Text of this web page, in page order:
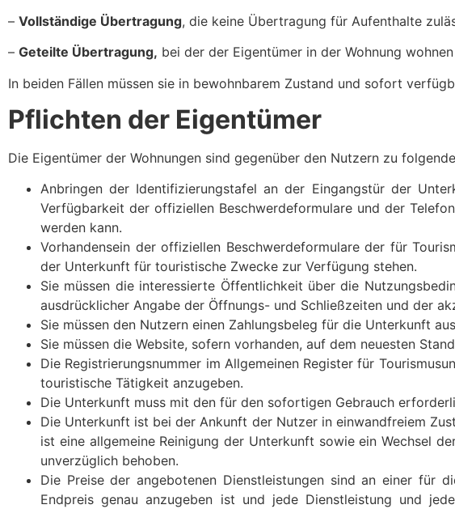
– Vollständige Übertragung, die keine Übertragung für Aufenthalte
– Geteilte Übertragung, bei der der Eigentümer in der Wohnung wohnen
In beiden Fällen müssen sie in bewohnbarem Zustand und sofort
Pflichten der Eigentümer
Die Eigentümer der Wohnungen sind gegenüber den Nutzern zu
Anbringen der Identifizierungstafel an der Eingangstür der
Verfügbarkeit der offiziellen Beschwerdeformulare und der
werden kann.
Vorhandensein der offiziellen Beschwerdeformulare der für
der Unterkunft für touristische Zwecke zur Verfügung stehen.
Sie müssen die interessierte Öffentlichkeit über die
ausdrücklicher Angabe der Öffnungs- und Schließzeiten und der
Sie müssen den Nutzern einen Zahlungsbeleg für die Unterkunft
Sie müssen die Website, sofern vorhanden, auf dem neuesten
Die Registrierungsnummer im Allgemeinen Register für
touristische Tätigkeit anzugeben.
Die Unterkunft muss mit den für den sofortigen Gebrauch
Die Unterkunft ist bei der Ankunft der Nutzer in einwandfreiem
ist eine allgemeine Reinigung der Unterkunft sowie ein Wechsel
unverzüglich behoben.
Die Preise der angebotenen Dienstleistungen sind an einer für
Endpreis genau anzugeben ist und jede Dienstleistung und